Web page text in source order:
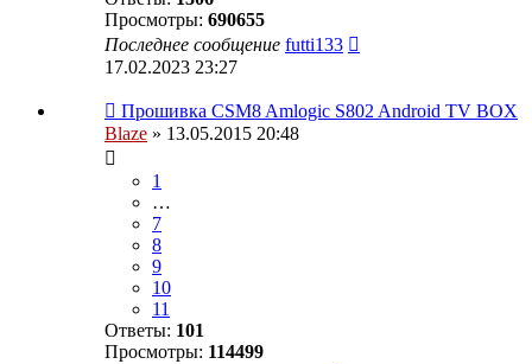
Просмотры: 690655
Последнее сообщение futti133
17.02.2023 23:27
Прошивка CSM8 Amlogic S802 Android TV BOX
Blaze » 13.05.2015 20:48
1
…
7
8
9
10
11
Ответы: 101
Просмотры: 114499